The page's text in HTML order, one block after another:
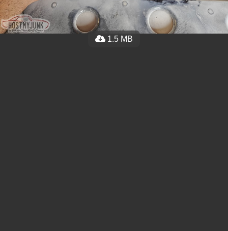
1.5 MB